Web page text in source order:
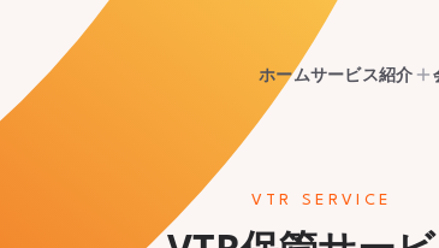
ホームサービス紹介
VTR SERVICE